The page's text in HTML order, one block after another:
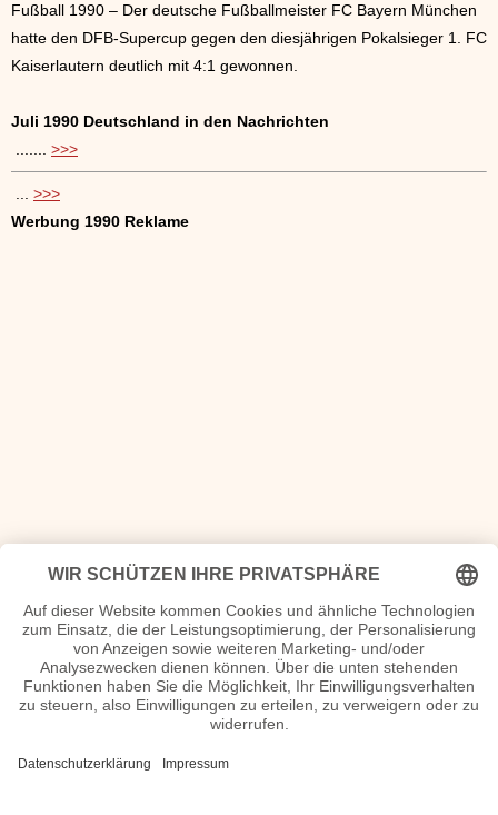
Fußball 1990 – Der deutsche Fußballmeister FC Bayern München
hatte den DFB-Supercup gegen den diesjährigen Pokalsieger 1. FC
Kaiserlautern deutlich mit 4:1 gewonnen.
Juli 1990 Deutschland in den Nachrichten
....... >>>
... >>>
Werbung 1990 Reklame